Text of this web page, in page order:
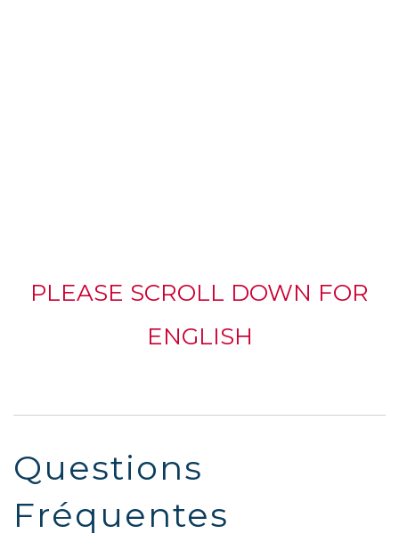
PLEASE SCROLL DOWN FOR
ENGLISH
Questions
Fréquentes